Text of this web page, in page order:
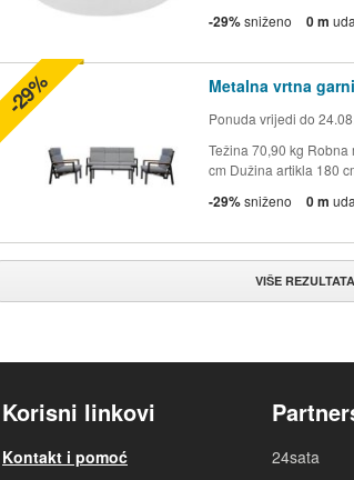
-29%sniženo 0 m
Metalna vrtna
Ponuda vrijedi do
Težina 70,90 kg Robna
cm Dužina artikla 180
-29%sniženo 0 m
-29%
VIŠE
Korisni linkovi
Kontakt i pomoć
24sata